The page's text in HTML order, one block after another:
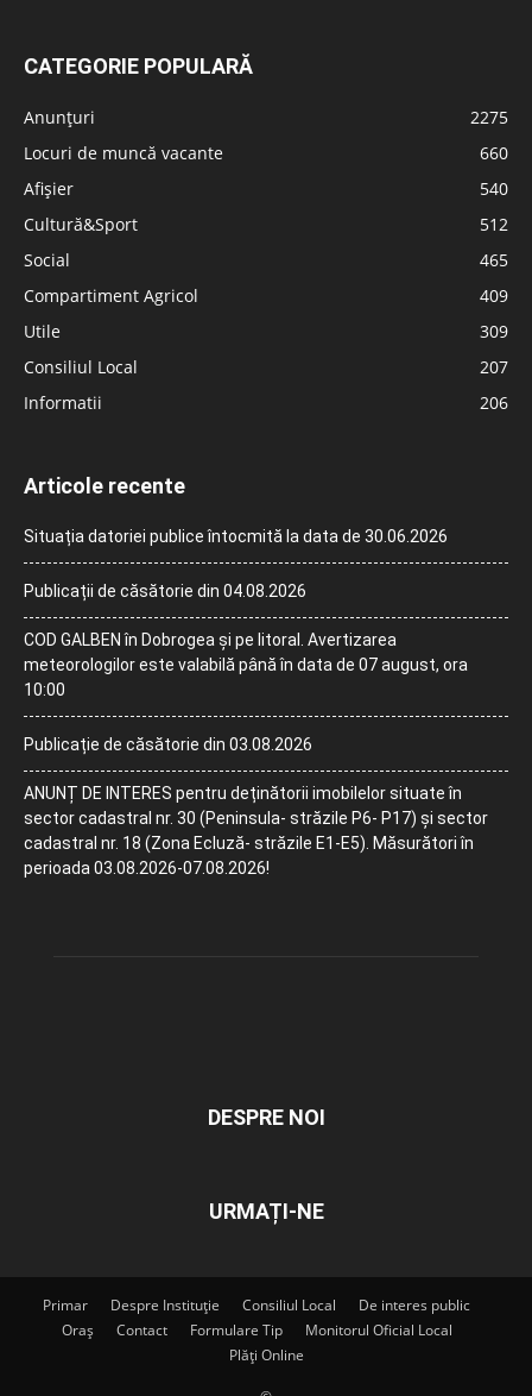
CATEGORIE POPULARĂ
Anunțuri
2275
Locuri de muncă vacante
660
Afișier
540
Cultură&Sport
512
Social
465
Compartiment Agricol
409
Utile
309
Consiliul Local
207
Informatii
206
Articole recente
Situația datoriei publice întocmită la data de 30.06.2026
Publicații de căsătorie din 04.08.2026
COD GALBEN în Dobrogea și pe litoral. Avertizarea
meteorologilor este valabilă până în data de 07 august, ora
10:00
Publicație de căsătorie din 03.08.2026
ANUNȚ DE INTERES pentru deținătorii imobilelor situate în
sector cadastral nr. 30 (Peninsula- străzile P6- P17) și sector
cadastral nr. 18 (Zona Ecluză- străzile E1-E5). Măsurători în
perioada 03.08.2026-07.08.2026!
DESPRE NOI
URMAȚI-NE
Primar Despre Instituție Consiliul Local
De interes public
Oraș
Contact Formulare Tip
Monitorul Oficial Local
Plăți Online